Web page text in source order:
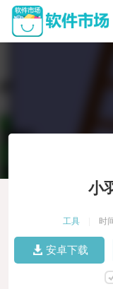
小
工具 时
安卓下载